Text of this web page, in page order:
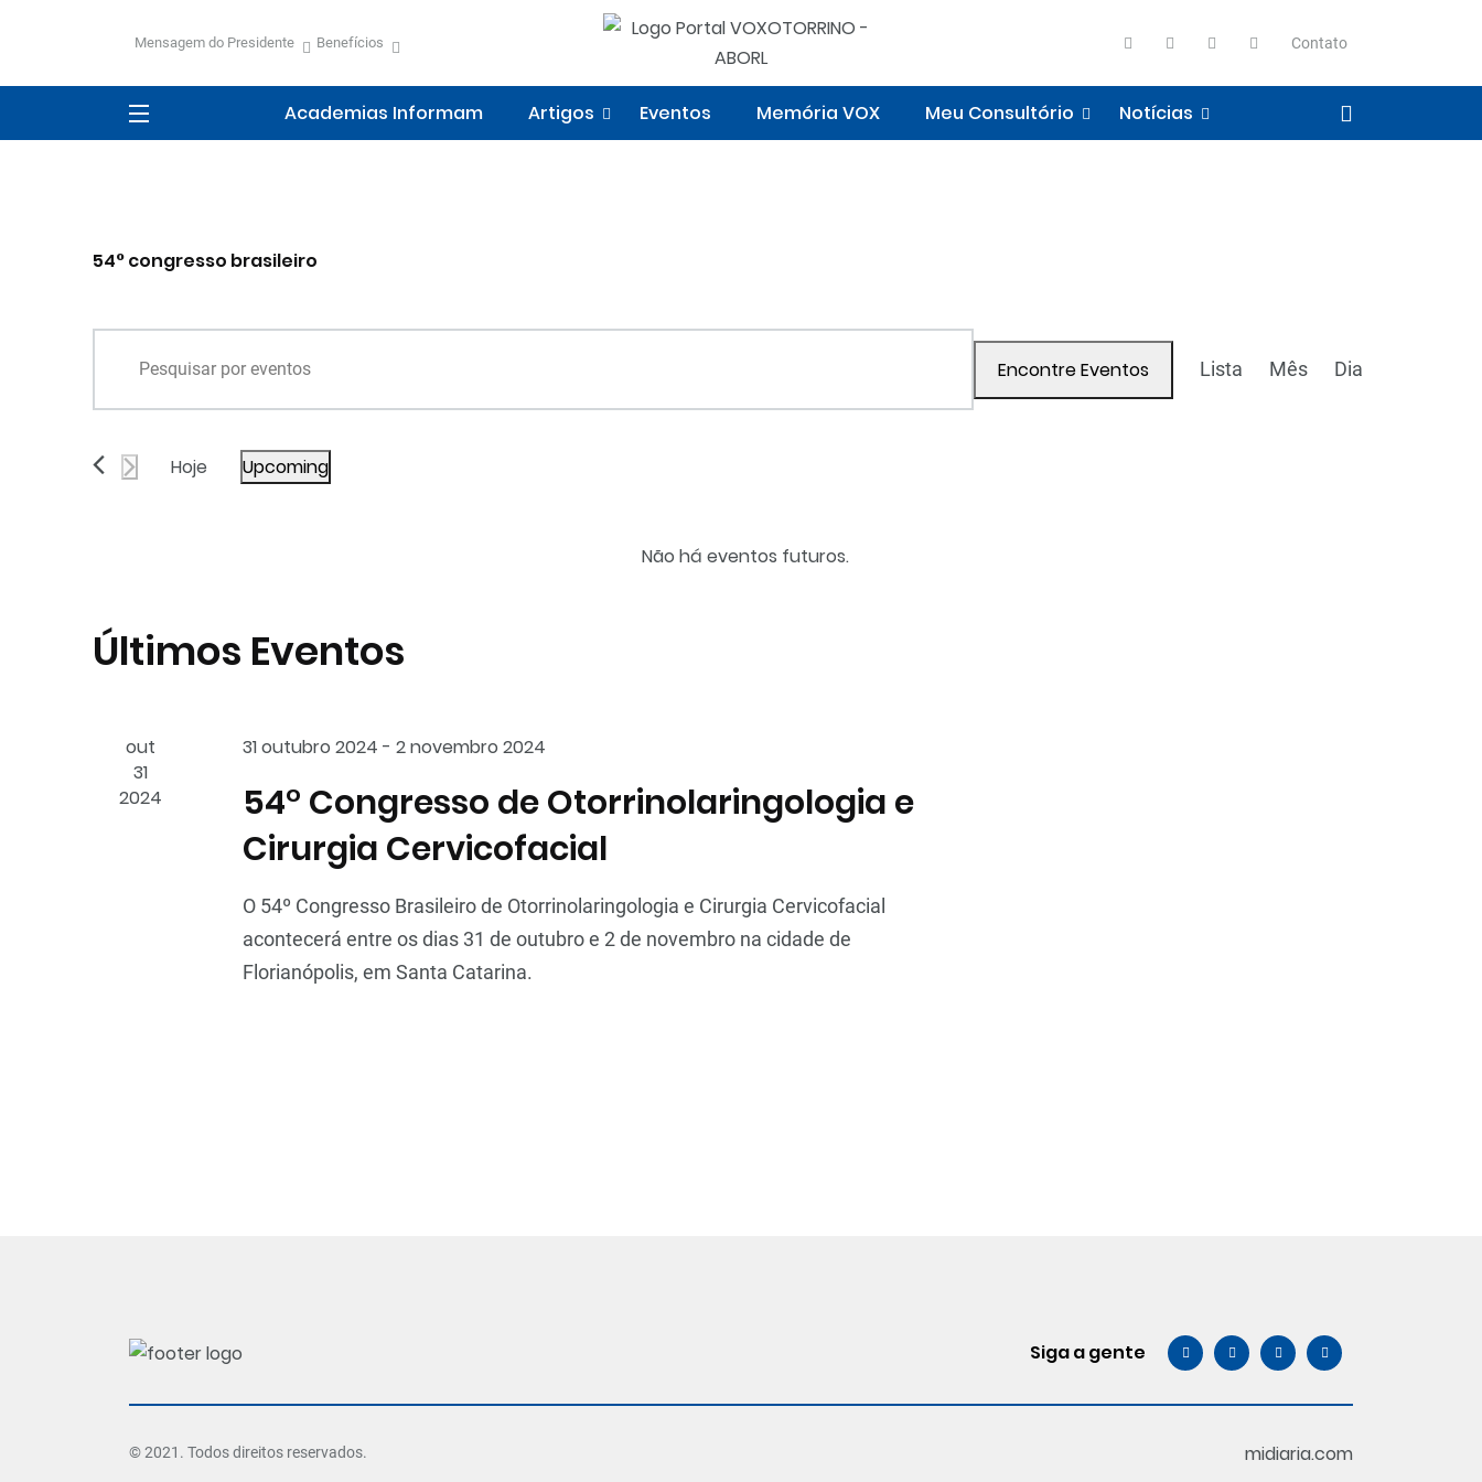
Mensagem do Presidente Benefícios Contato
Academias Informam Artigos Eventos Memória VOX Meu Consultório Notícias
54° congresso brasileiro
Não há eventos futuros.
Pesquisa
e
navegação
de
Digite
chave.
Eventos
pela
chave.
Encontre Eventos
Navegação
Lista Mês Dia
Hoje Upcoming
Selecione
a
Últimos Eventos
out
31
2024
31 outubro 2024 - 2 novembro 2024
54° Congresso de Otorrinolaringologia e
Cirurgia Cervicofacial
O 54º Congresso Brasileiro de Otorrinolaringologia e Cirurgia Cervicofacial
acontecerá entre os dias 31 de outubro e 2 de novembro na cidade de
Florianópolis, em Santa Catarina.
Siga a gente
© 2021. Todos direitos reservados. midiaria.com